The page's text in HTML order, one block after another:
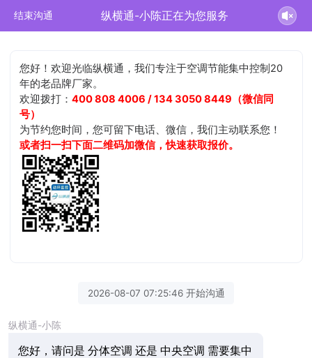
结束沟通 纵横通-小陈正在为您服务
您好！欢迎光临纵横通，我们专注于空调节能集中控制20
年的老品牌厂家。
欢迎拨打：400 808 4006 / 134 3050 8449（微信同
号）
为节约您时间，您可留下电话、微信，我们主动联系您！
或者扫一扫下面二维码加微信，快速获取报价。
2026-08-07 07:25:46 开始沟通
纵横通-小陈
您好，请问是 分体空调 还是 中央空调 需要集中